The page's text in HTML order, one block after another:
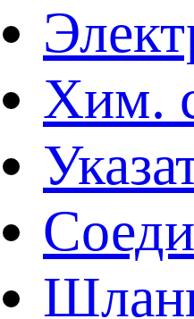
Хим.